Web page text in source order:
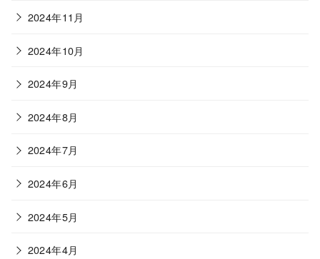
2024年11月
2024年10月
2024年9月
2024年8月
2024年7月
2024年6月
2024年5月
2024年4月